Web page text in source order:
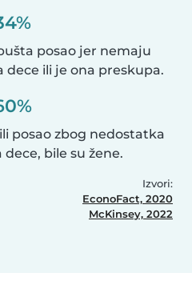
posao jer nemaju
dece ili je ona preskupa.
posao zbog nedostatka
bile su žene.
Izvori:
EconoFact, 2020
McKinsey, 2022